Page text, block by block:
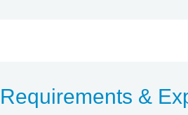
Requirements &